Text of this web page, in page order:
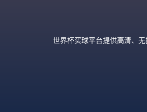
世界杯买球平台提供高清、